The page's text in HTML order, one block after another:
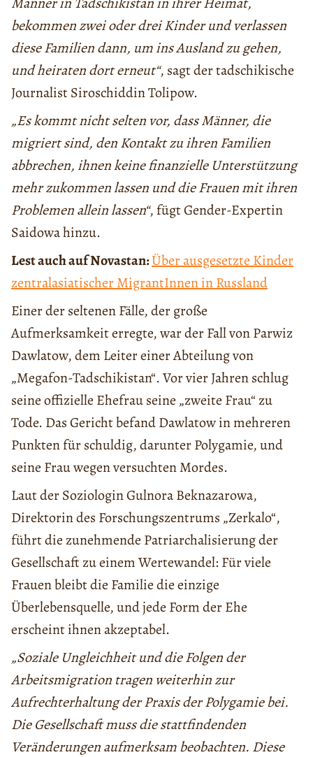
bekommen zwei oder drei Kinder und verlassen
diese Familien dann, um ins Ausland zu gehen,
und heiraten dort erneut“, sagt der tadschikische
Journalist Siroschiddin Tolipow.
„Es kommt nicht selten vor, dass Männer, die
migriert sind, den Kontakt zu ihren Familien
abbrechen, ihnen keine finanzielle Unterstützung
mehr zukommen lassen und die Frauen mit ihren
Problemen allein lassen“, fügt Gender-Expertin
Saidowa hinzu.
Lest auch auf Novastan:Über ausgesetzte Kinder
zentralasiatischer MigrantInnen in Russland
Einer der seltenen Fälle, der große
Aufmerksamkeit erregte, war der Fall von Parwiz
Dawlatow, dem Leiter einer Abteilung von
„Megafon-Tadschikistan“. Vor vier Jahren schlug
seine offizielle Ehefrau seine „zweite Frau“ zu
Tode. Das Gericht befand Dawlatow in mehreren
Punkten für schuldig, darunter Polygamie, und
seine Frau wegen versuchten Mordes.
Laut der Soziologin Gulnora Beknazarowa,
Direktorin des Forschungszentrums „Zerkalo“,
führt die zunehmende Patriarchalisierung der
Gesellschaft zu einem Wertewandel: Für viele
Frauen bleibt die Familie die einzige
Überlebensquelle, und jede Form der Ehe
erscheint ihnen akzeptabel.
„Soziale Ungleichheit und die Folgen der
Arbeitsmigration tragen weiterhin zur
Aufrechterhaltung der Praxis der Polygamie bei.
Die Gesellschaft muss die stattfindenden
Veränderungen aufmerksam beobachten. Diese